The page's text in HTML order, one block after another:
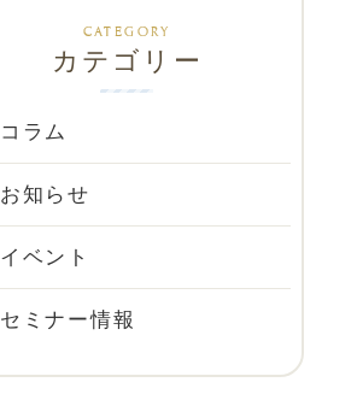
カテゴリー
コラム
お知らせ
イベント
セミナー情報